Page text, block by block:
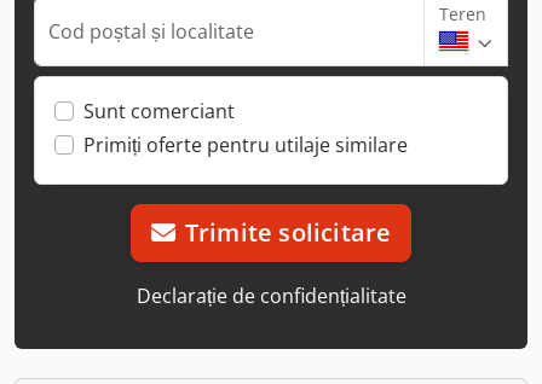
Cod poștal și localitate
Teren
Sunt comerciant
Primiți oferte pentru utilaje similare
Trimite solicitare
Declarație de confidențialitate